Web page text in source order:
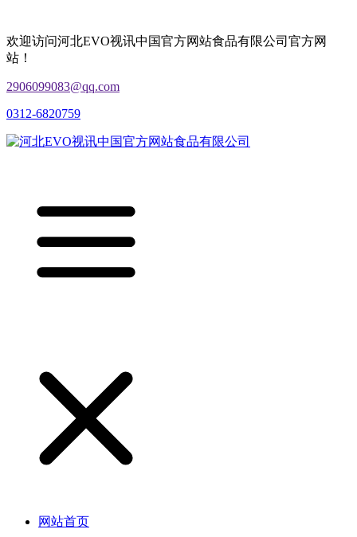
欢迎访问河北EVO视讯中国官方网站食品有限公司官方网
站！
2906099083@qq.com
0312-6820759
网站首页